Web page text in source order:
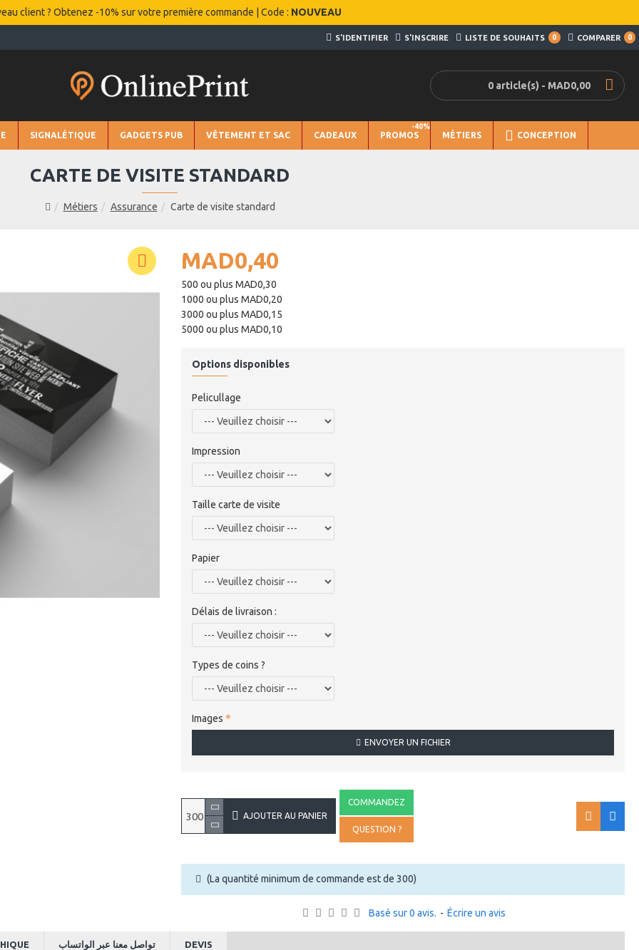
client ? Obtenez -10% sur votre première commande | Code : NOUVEAU
S'IDENTIFIER S'INSCRIRE LISTE DE SOUHAITS 0 COMPARER 0
0 article(s) - MAD0,00
SIGNALÉTIQUE GADGETS PUB VÊTEMENT ET SAC CADEAUX PROMOS
-40%
MÉTIERS CONCEPTION
Métiers Assurance Carte de visite standard
CARTE DE VISITE STANDARD
Basé sur 0 avis. - Écrire un avis
MAD0,40
500 ou plus MAD0,30
1000 ou plus MAD0,20
3000 ou plus MAD0,15
5000 ou plus MAD0,10
Options disponibles
Pelicullage
Impression
Taille carte de visite
Papier
Délais de livraison :
Types de coins ?
Images
ENVOYER UN FICHIER
AJOUTER AU PANIER
COMMANDEZ
QUESTION ?
(La quantité minimum de commande est de 300)
تواصل معنا عبر الواتساب DEVIS